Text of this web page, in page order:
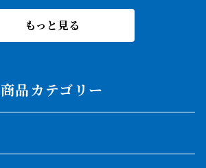
もっと見る
商品カテゴリー